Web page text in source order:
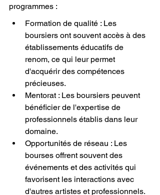
programmes :
Formation de qualité : Les
boursiers ont souvent accès à des
établissements éducatifs de
renom, ce qui leur permet
d'acquérir des compétences
précieuses.
Mentorat : Les boursiers peuvent
bénéficier de l'expertise de
professionnels établis dans leur
domaine.
Opportunités de réseau : Les
bourses offrent souvent des
événements et des activités qui
favorisent les interactions avec
d'autres artistes et professionnels.